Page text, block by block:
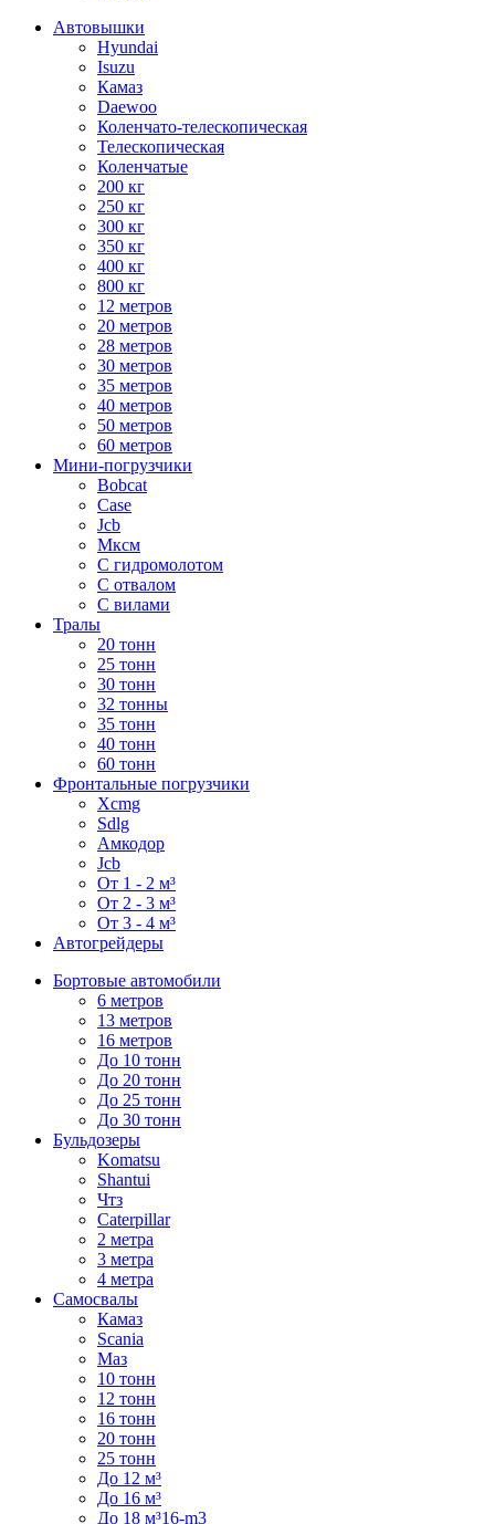
Автовышки
Hyundai
Isuzu
Камаз
Daewoo
Коленчато-телескопическая
Телескопическая
Коленчатые
200 кг
250 кг
300 кг
350 кг
400 кг
800 кг
12 метров
20 метров
28 метров
30 метров
35 метров
40 метров
50 метров
60 метров
Мини-погрузчики
Bobcat
Case
Jcb
Мксм
С гидромолотом
С отвалом
С вилами
Тралы
20 тонн
25 тонн
30 тонн
32 тонны
35 тонн
40 тонн
60 тонн
Фронтальные погрузчики
Xcmg
Sdlg
Амкодор
Jcb
От 1 - 2 м³
От 2 - 3 м³
От 3 - 4 м³
Автогрейдеры
Бортовые автомобили
6 метров
13 метров
16 метров
До 10 тонн
До 20 тонн
До 25 тонн
До 30 тонн
Бульдозеры
Komatsu
Shantui
Чтз
Caterpillar
2 метра
3 метра
4 метра
Самосвалы
Камаз
Scania
Маз
10 тонн
12 тонн
16 тонн
20 тонн
25 тонн
До 12 м³
До 16 м³
До 18 м³16-m3